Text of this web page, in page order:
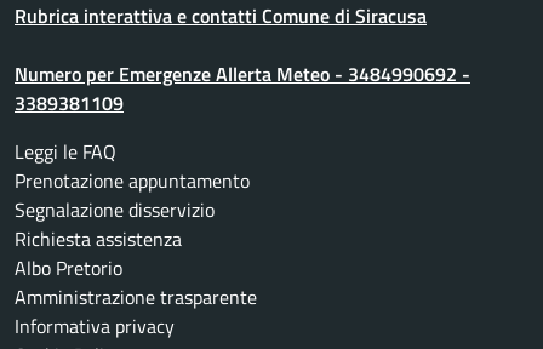
Rubrica interattiva e contatti Comune di Siracusa
Numero per Emergenze Allerta Meteo - 3484990692 -
3389381109
Leggi le FAQ
Prenotazione appuntamento
Segnalazione disservizio
Richiesta assistenza
Albo Pretorio
Amministrazione trasparente
Informativa privacy